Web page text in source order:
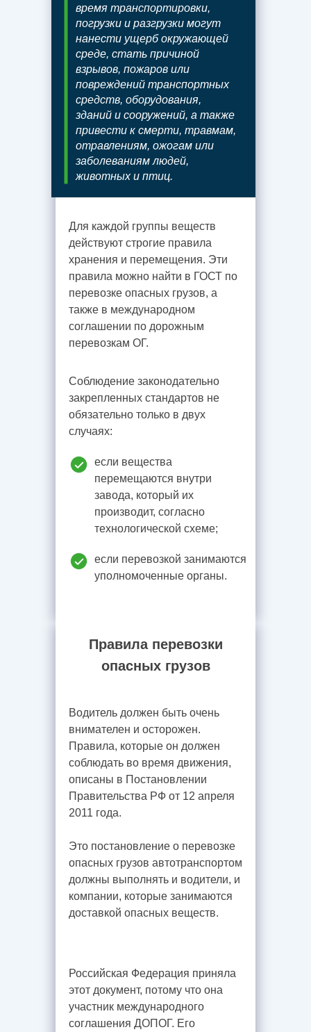
время транспортировки,
погрузки и разгрузки могут
нанести ущерб окружающей
среде, стать причиной
взрывов, пожаров или
повреждений транспортных
средств, оборудования,
зданий и сооружений, а также
привести к смерти, травмам,
отравлениям, ожогам или
заболеваниям людей,
животных и птиц.
Для каждой группы веществ
действуют строгие правила
хранения и перемещения. Эти
правила можно найти в ГОСТ по
перевозке опасных грузов, а
также в международном
соглашении по дорожным
перевозкам ОГ.
Соблюдение законодательно
закрепленных стандартов не
обязательно только в двух
случаях:
если вещества
перемещаются внутри
завода, который их
производит, согласно
технологической схеме;
если перевозкой занимаются
уполномоченные органы.
Водитель должен быть очень
внимателен и осторожен.
Правила, которые он должен
соблюдать во время движения,
описаны в Постановлении
Правительства РФ от 12 апреля
2011 года.
Это постановление о перевозке
опасных грузов автотранспортом
должны выполнять и водители, и
компании, которые занимаются
доставкой опасных веществ.
Правила перевозки
опасных грузов
Российская Федерация приняла
этот документ, потому что она
участник международного
соглашения ДОПОГ. Его